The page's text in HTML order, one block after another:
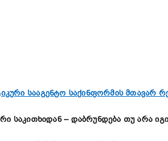
სააგენტო საქინფორმის მთავარ
საკითხიდან – დაბრუნდება თუ არა